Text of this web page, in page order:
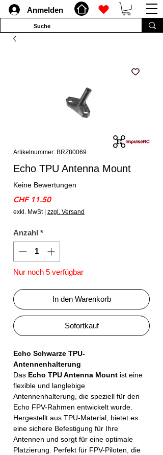
Anmelden
Artikelnummer: BRZ80069
Echo TPU Antenna Mount
Keine Bewertungen
CHF 11.50Preis
exkl. MwSt| zzgl. Versand
Anzahl *
Nur noch 5 verfügbar
In den Warenkorb
Sofortkauf
Echo Schwarze TPU-
Antennenhalterung
Das Echo TPU Antenna Mount ist eine
flexible und langlebige
Antennenhalterung, die speziell für den
Echo FPV-Rahmen entwickelt wurde.
Hergestellt aus TPU-Material, bietet es
eine sichere Befestigung für Ihre
Antennen und sorgt für eine optimale
Platzierung. Perfekt für FPV-Piloten, die